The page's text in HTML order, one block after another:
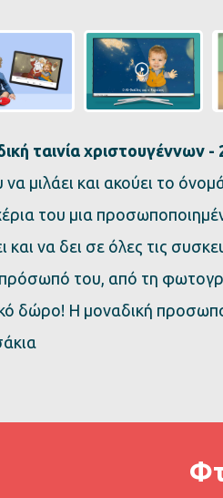
ταινία χριστουγέννων -
μιλάει και ακούει το
του μια
να δει σε όλες τις
του, από τη
δώρο! Η μοναδική